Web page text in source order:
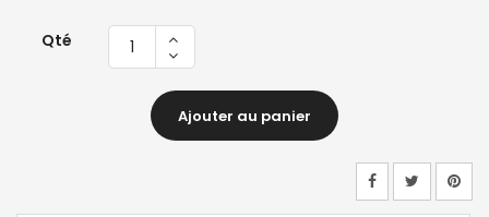
Qté
Ajouter au panier